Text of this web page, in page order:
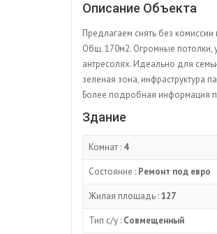
Описание Объекта
Предлагаем снять без
Общ. 170м2. Огромные потолки,
антресолях. Идеально для
зеленая зона, инфраструктура
Более подробная информация
Здание
Комнат : 4
Состояние : Ремонт под евро
Жилая площадь :127
Тип с/у : Совмещенный